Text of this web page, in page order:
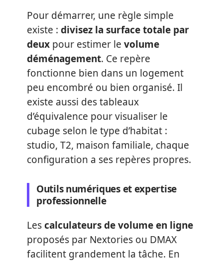
Pour démarrer, une règle simple
existe : divisez la surface totale par
deux pour estimer le volume
déménagement. Ce repère
fonctionne bien dans un logement
peu encombré ou bien organisé. Il
existe aussi des tableaux
d’équivalence pour visualiser le
cubage selon le type d’habitat :
studio, T2, maison familiale, chaque
configuration a ses repères propres.
Outils numériques et expertise
professionnelle
Lescalculateurs de volume en ligne
proposés par Nextories ou DMAX
facilitent grandement la tâche. En